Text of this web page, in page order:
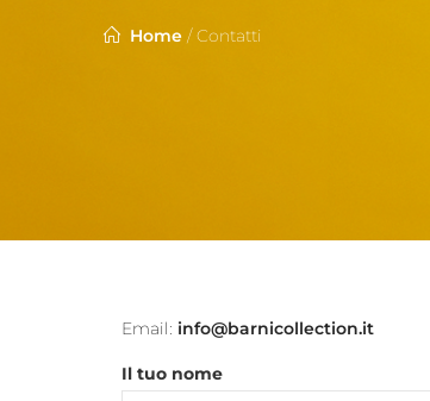
Home / Contatti
Email: info@barnicollection.it
Il tuo nome